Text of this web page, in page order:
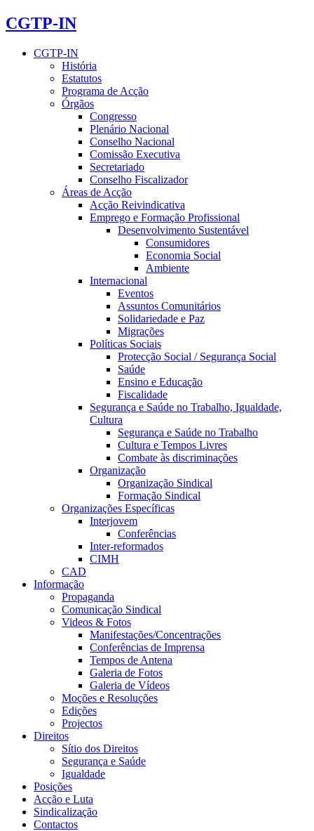
CGTP-IN
CGTP-IN
História
Estatutos
Programa de Acção
Órgãos
Congresso
Plenário Nacional
Conselho Nacional
Comissão Executiva
Secretariado
Conselho Fiscalizador
Áreas de Acção
Acção Reivindicativa
Emprego e Formação Profissional
Desenvolvimento Sustentável
Consumidores
Economia Social
Ambiente
Internacional
Eventos
Assuntos Comunitários
Solidariedade e Paz
Migrações
Políticas Sociais
Protecção Social / Segurança Social
Saúde
Ensino e Educação
Fiscalidade
Segurança e Saúde no Trabalho, Igualdade,
Cultura
Segurança e Saúde no Trabalho
Cultura e Tempos Livres
Combate às discriminações
Organização
Organização Sindical
Formação Sindical
Organizações Específicas
Interjovem
Conferências
Inter-reformados
CIMH
CAD
Informação
Propaganda
Comunicação Sindical
Videos & Fotos
Manifestações/Concentrações
Conferências de Imprensa
Tempos de Antena
Galeria de Fotos
Galeria de Vídeos
Moções e Resoluções
Edições
Projectos
Direitos
Sítio dos Direitos
Segurança e Saúde
Igualdade
Posições
Acção e Luta
Sindicalização
Contactos